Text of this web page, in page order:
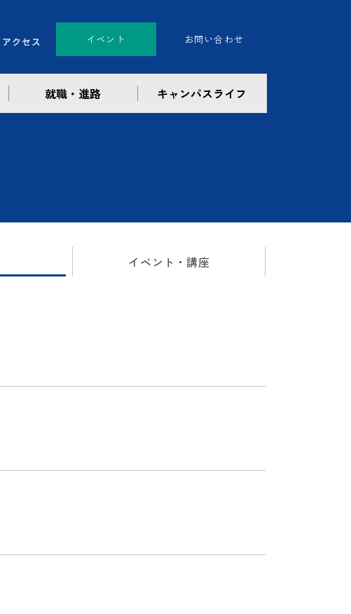
イベント お問い合わせ
就職・進路 キャンパスライフ
イベント・講座